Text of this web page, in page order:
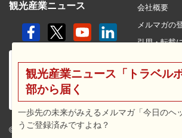
観光産業ニュース
© 2026 travel voice.
会社概要
メルマガの
引用・転載
利用規約
広告メニュ
観光産業ニュース「トラベル
部から届く
一歩先の未来がみえるメルマガ「今日のヘ
うご登録済みですよね？